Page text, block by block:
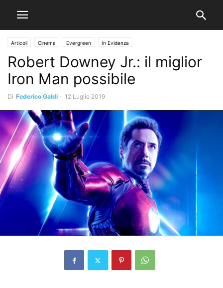
Articoli Cinema Evergreen In Evidenza
Robert Downey Jr.: il miglior
Iron Man possibile
Di Federico Galdi - 12 Luglio 2019